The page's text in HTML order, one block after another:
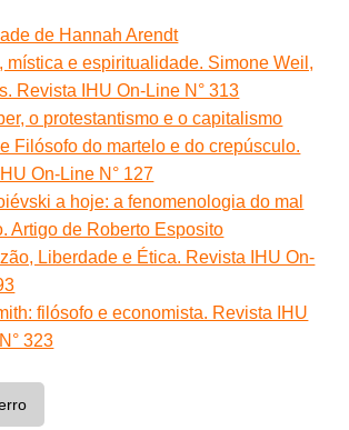
de Hannah Arendt
mística e espiritualidade. Simone Weil,
Revista IHU On-Line N° 313
o protestantismo e o capitalismo
Filósofo do martelo e do crepúsculo.
On-Line N° 127
a hoje: a fenomenologia do mal
Artigo de Roberto Esposito
Liberdade e Ética. Revista IHU On-
filósofo e economista. Revista IHU
323